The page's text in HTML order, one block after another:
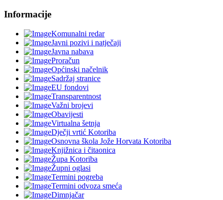
Informacije
Komunalni redar
Javni pozivi i natječaji
Javna nabava
Proračun
Općinski načelnik
Sadržaj stranice
EU fondovi
Transparentnost
Važni brojevi
Obavijesti
Virtualna šetnja
Dječji vrtić Kotoriba
Osnovna škola Jože Horvata Kotoriba
Knjižnica i čitaonica
Župa Kotoriba
Župni oglasi
Termini pogreba
Termini odvoza smeća
Dimnjačar